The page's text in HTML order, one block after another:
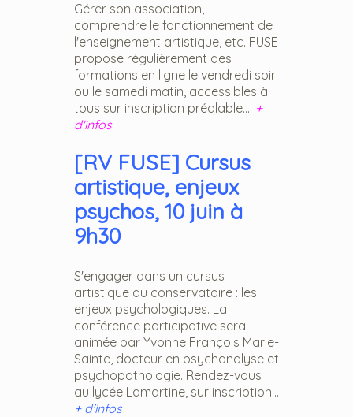
Gérer son association,
comprendre le fonctionnement de
l'enseignement artistique, etc. FUSE
propose régulièrement des
formations en ligne le vendredi soir
ou le samedi matin, accessibles à
tous sur inscription préalable.... +
d'infos
[RV FUSE] Cursus
artistique, enjeux
psychos, 10 juin à
9h30
S'engager dans un cursus
artistique au conservatoire : les
enjeux psychologiques. La
conférence participative sera
animée par Yvonne François Marie-
Sainte, docteur en psychanalyse et
psychopathologie. Rendez-vous
au lycée Lamartine, sur inscription...
+ d'infos